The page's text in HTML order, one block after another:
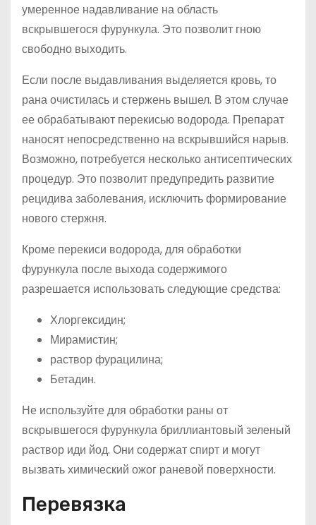
умеренное надавливание на область
вскрывшегося фурункула. Это позволит гною
свободно выходить.
Если после выдавливания выделяется кровь, то
рана очистилась и стержень вышел. В этом случае
ее обрабатывают перекисью водорода. Препарат
наносят непосредственно на вскрывшийся нарыв.
Возможно, потребуется несколько антисептических
процедур. Это позволит предупредить развитие
рецидива заболевания, исключить формирование
нового стержня.
Кроме перекиси водорода, для обработки
фурункула после выхода содержимого
разрешается использовать следующие средства:
Хлоргексидин;
Мирамистин;
раствор фурацилина;
Бетадин.
Не используйте для обработки раны от
вскрывшегося фурункула бриллиантовый зеленый
раствор иди йод. Они содержат спирт и могут
вызвать химический ожог раневой поверхности.
Перевязка